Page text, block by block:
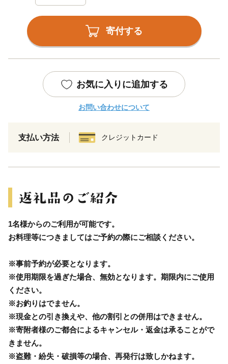
寄付する
お気に入りに追加する
お問い合わせについて
支払い方法 クレジットカード
1名様からのご利用が可能です。
お料理等につきましてはご予約の際にご相談ください。
※事前予約が必要となります。
※使用期限を過ぎた場合、無効となります。期限内にご使用
ください。
※お釣りはでません。
※現金との引き換えや、他の割引との併用はできません。
※寄附者様のご都合によるキャンセル・返金は承ることがで
きません。
※盗難・紛失・破損等の場合、再発行は致しかねます。